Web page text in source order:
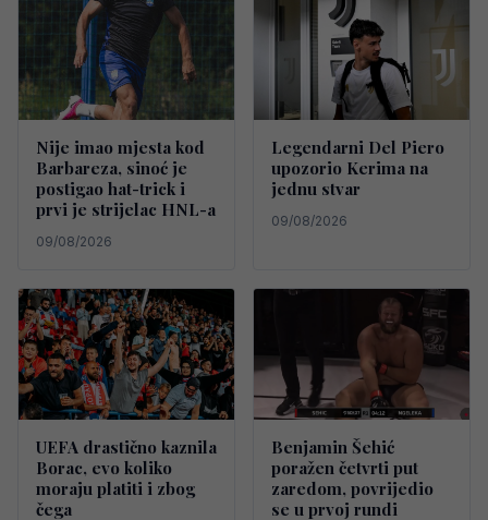
Nije imao mjesta kod
Barbareza, sinoć je
postigao hat-trick i
prvi je strijelac HNL-a
09/08/2026
Legendarni Del Piero
upozorio Kerima na
jednu stvar
09/08/2026
UEFA drastično kaznila
Borac, evo koliko
moraju platiti i zbog
čega
Benjamin Šehić
poražen četvrti put
zaredom, povrijedio
se u prvoj rundi